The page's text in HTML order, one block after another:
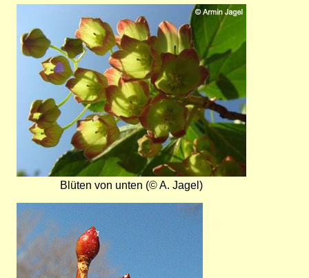
Blüten von unten (© A. Jagel)
Bild